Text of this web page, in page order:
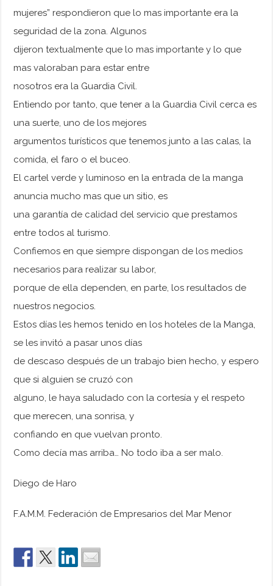
mujeres” respondieron que lo mas importante era la
seguridad de la zona. Algunos
dijeron textualmente que lo mas importante y lo que
mas valoraban para estar entre
nosotros era la Guardia Civil.
Entiendo por tanto, que tener a la Guardia Civil cerca es
una suerte, uno de los mejores
argumentos turísticos que tenemos junto a las calas, la
comida, el faro o el buceo.
El cartel verde y luminoso en la entrada de la manga
anuncia mucho mas que un sitio, es
una garantía de calidad del servicio que prestamos
entre todos al turismo.
Confiemos en que siempre dispongan de los medios
necesarios para realizar su labor,
porque de ella dependen, en parte, los resultados de
nuestros negocios.
Estos días les hemos tenido en los hoteles de la Manga,
se les invitó a pasar unos días
de descaso después de un trabajo bien hecho, y espero
que si alguien se cruzó con
alguno, le haya saludado con la cortesía y el respeto
que merecen, una sonrisa, y
confiando en que vuelvan pronto.
Como decía mas arriba… No todo iba a ser malo.
Diego de Haro
F.A.M.M. Federación de Empresarios del Mar Menor